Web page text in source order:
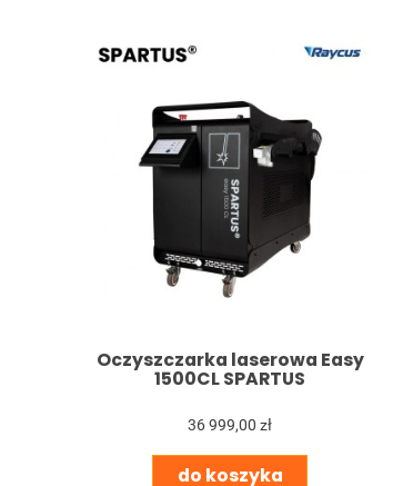
Oczyszczarka laserowa Easy
1500CL SPARTUS
36 999,00 zł
do koszyka